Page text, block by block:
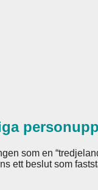
som en
ett beslut som